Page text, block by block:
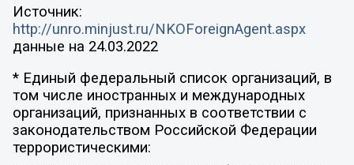
Источник:
http://unro.minjust.ru/NKOForeignAgent.aspx
данные на 24.03.2022
* Единый федеральный список организаций, в
том числе иностранных и международных
организаций, признанных в соответствии с
законодательством Российской Федерации
террористическими: